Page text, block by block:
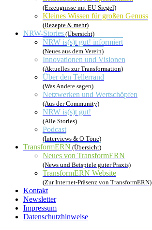
(Erzeugnisse mit EU-Siegel)
Kleines Wissen für großen Genuss
(Rezepte & mehr)
NRW-Stories (Übersicht)
NRW is(s)t gut! informiert
(Neues aus dem Verein)
Innovationen und Visionen
(Aktuelles zur Transformation)
Über den Tellerrand
(Was Andere sagen)
Netzwerken und Wertschöpfen
(Aus der Community)
NRW is(s)t gut!
(Alle Stories)
Podcast
(Interviews & O-Töne)
TransformERN (Übersicht)
Neues von TransformERN
(News und Beispiele guter Praxis)
TransformERN Website
(Zur Internet-Präsenz von TransformERN)
Kontakt
Newsletter
Impressum
Datenschutzhinweise